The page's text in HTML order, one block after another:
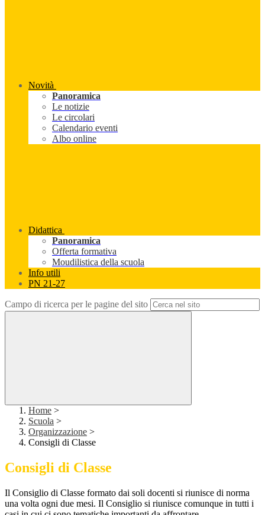
Novità
Panoramica
Le notizie
Le circolari
Calendario eventi
Albo online
Didattica
Panoramica
Offerta formativa
Moudilistica della scuola
Info utili
PN 21-27
Campo di ricerca per le pagine del sito
Home >
Scuola >
Organizzazione >
Consigli di Classe
Consigli di Classe
Il Consiglio di Classe formato dai soli docenti si riunisce di norma
una volta ogni due mesi. Il Consiglio si riunisce comunque in tutti i